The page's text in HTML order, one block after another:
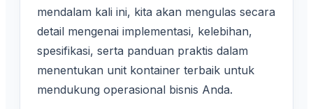
mendalam kali ini, kita akan mengulas secara
detail mengenai implementasi, kelebihan,
spesifikasi, serta panduan praktis dalam
menentukan unit kontainer terbaik untuk
mendukung operasional bisnis Anda.